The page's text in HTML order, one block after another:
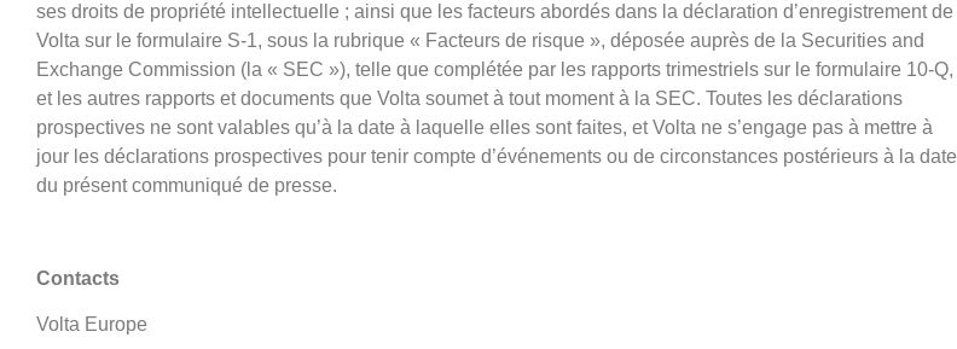
ses droits de propriété intellectuelle ; ainsi que les facteurs abordés dans la déclaration d’enregistrement de
Volta sur le formulaire S-1, sous la rubrique « Facteurs de risque », déposée auprès de la Securities and
Exchange Commission (la « SEC »), telle que complétée par les rapports trimestriels sur le formulaire 10-Q,
et les autres rapports et documents que Volta soumet à tout moment à la SEC. Toutes les déclarations
prospectives ne sont valables qu’à la date à laquelle elles sont faites, et Volta ne s’engage pas à mettre à
jour les déclarations prospectives pour tenir compte d’événements ou de circonstances postérieurs à la date
du présent communiqué de presse.
Contacts
Volta Europe